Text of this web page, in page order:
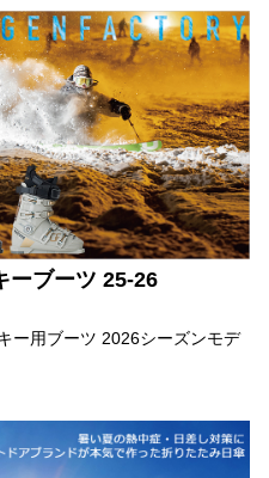
ーブーツ 25-26
ー用ブーツ 2026シーズンモデ